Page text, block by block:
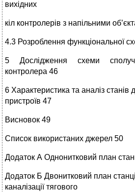
вихідних
кіл контролерів з напільними
4.3 Розроблення функціональної
5 Дослідження схеми
контролера 46
6 Характеристика та аналіз станів
пристроїв 47
Висновок 49
Список використаних джерел 50
Додаток А Однонитковий план
Додаток Б Двонитковий план
каналізації тягового